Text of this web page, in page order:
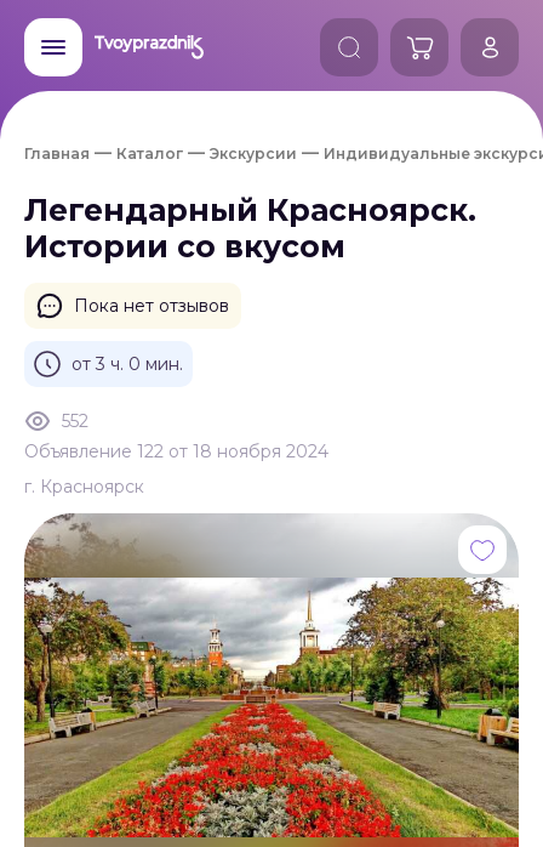
Главная Каталог Экскурсии Индивидуальные
Легендарный Красноярск.
Истории со вкусом
Пока нет отзывов
от 3 ч. 0 мин.
Объявление 122 от 18 ноября 2024
552
г. Красноярск